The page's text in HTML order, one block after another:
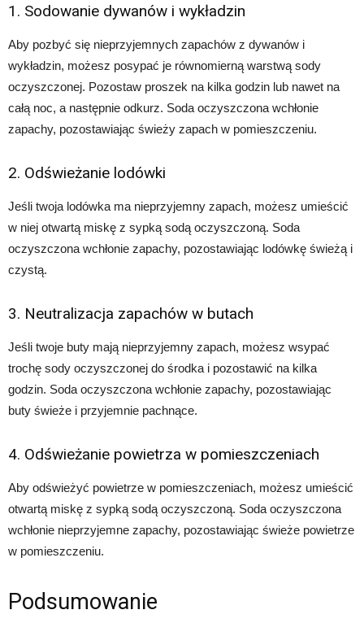
1. Sodowanie dywanów i wykładzin
Aby pozbyć się nieprzyjemnych zapachów z dywanów i
wykładzin, możesz posypać je równomierną warstwą sody
oczyszczonej. Pozostaw proszek na kilka godzin lub nawet na
całą noc, a następnie odkurz. Soda oczyszczona wchłonie
zapachy, pozostawiając świeży zapach w pomieszczeniu.
2. Odświeżanie lodówki
Jeśli twoja lodówka ma nieprzyjemny zapach, możesz umieścić
w niej otwartą miskę z sypką sodą oczyszczoną. Soda
oczyszczona wchłonie zapachy, pozostawiając lodówkę świeżą i
czystą.
3. Neutralizacja zapachów w butach
Jeśli twoje buty mają nieprzyjemny zapach, możesz wsypać
trochę sody oczyszczonej do środka i pozostawić na kilka
godzin. Soda oczyszczona wchłonie zapachy, pozostawiając
buty świeże i przyjemnie pachnące.
4. Odświeżanie powietrza w pomieszczeniach
Aby odświeżyć powietrze w pomieszczeniach, możesz umieścić
otwartą miskę z sypką sodą oczyszczoną. Soda oczyszczona
wchłonie nieprzyjemne zapachy, pozostawiając świeże powietrze
w pomieszczeniu.
Podsumowanie